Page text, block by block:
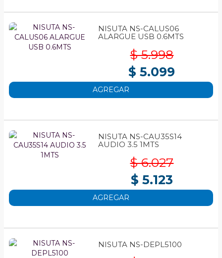
NISUTA NS-CALUS06
ALARGUE USB 0.6MTS
$ 5.998
$ 5.099
AGREGAR
NISUTA NS-CAU35S14
AUDIO 3.5 1MTS
$ 6.027
$ 5.123
AGREGAR
NISUTA NS-DEPL5100